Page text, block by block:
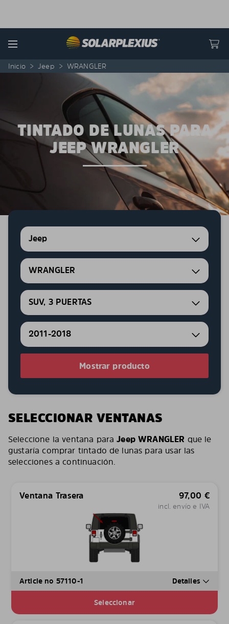
Menu
Inicio > Jeep > WRANGLER
TINTADO DE LUNAS PARA
JEEP WRANGLER
Jeep
WRANGLER
SUV, 3 PUERTAS
2011-2018
Mostrar producto
SELECCIONAR VENTANAS
Seleccione la ventana paraJeep WRANGLER que le
gustaría comprar tintado de lunas para usar las
selecciones a continuación.
Ventana Trasera 97,00 €
incl. envío e IVA
Article no 57110-1 Detalles
Seleccionar